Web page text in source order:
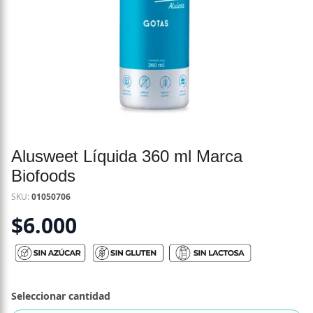
Alusweet Líquida 360 ml Marca
Biofoods
SKU:01050706
$6.000
Seleccionar cantidad